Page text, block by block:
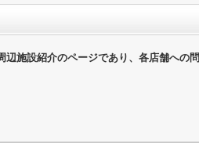
施設紹介のページであり、各店舗への